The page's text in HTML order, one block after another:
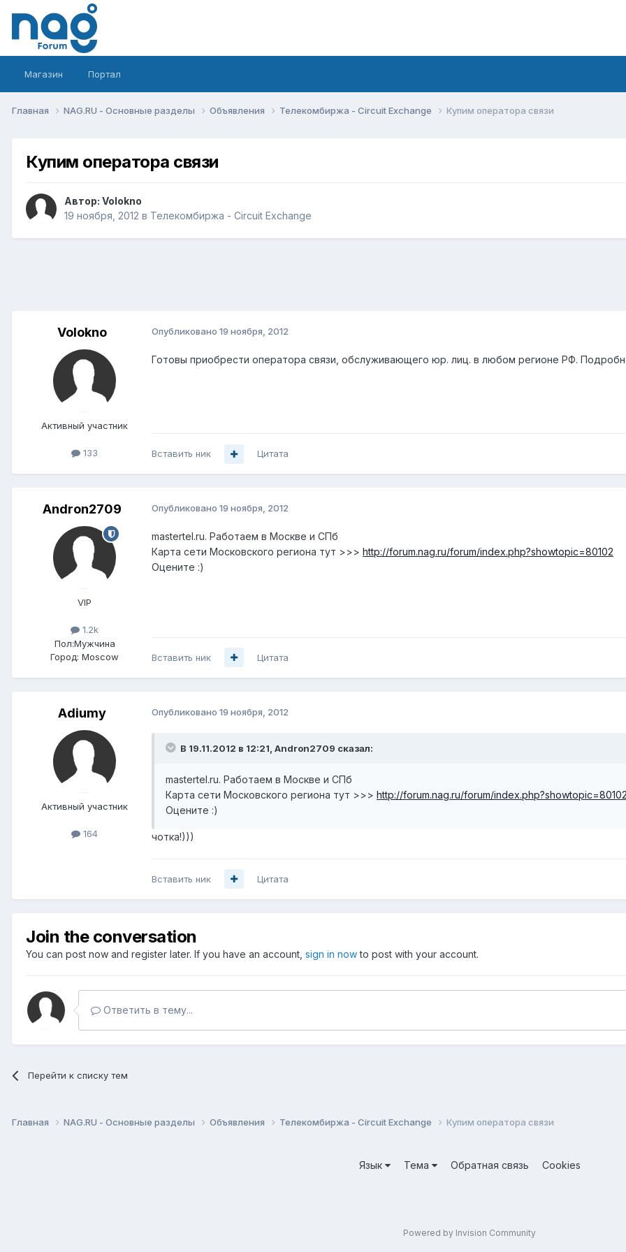
Магазин Портал
Главная NAG.RU - Основные разделы Объявления Телекомбиржа - Circuit Exchange Купим оператора связи
Купим оператора связи
Автор: Volokno
19 ноября, 2012 в Телекомбиржа - Circuit Exchange
Volokno
Активный участник
133
Опубликовано 19 ноября, 2012
Готовы приобрести оператора связи, обслуживающего юр. лиц. в любом регионе РФ.
Вставить ник Цитата
Andron2709
VIP
1.2k
Пол:Мужчина
Город: Moscow
Опубликовано 19 ноября, 2012
mastertel.ru. Работаем в Москве и СПб
Карта сети Московского региона тут >>> http://forum.nag.ru/forum/index.php?showtopic=80102
Оцените :)
Вставить ник Цитата
Adiumy
Активный участник
164
Опубликовано 19 ноября, 2012
В 19.11.2012 в 12:21, Andron2709 сказал:
mastertel.ru. Работаем в Москве и СПб
Карта сети Московского региона тут >>> http://forum.nag.ru/forum/
Оцените :)
чотка!)))
Вставить ник Цитата
Join the conversation
You can post now and register later. If you have an account, sign in nowto post with your account.
Ответить в тему...
Перейти к списку тем
Главная NAG.RU - Основные разделы Объявления Телекомбиржа - Circuit Exchange Купим оператора связи
Язык Тема Обратная связь Cookies
Powered by Invision Community